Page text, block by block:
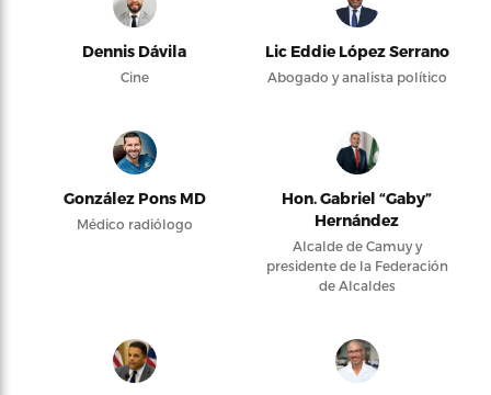
Dennis Dávila
Cine
Lic Eddie López Serrano
Abogado y analista político
González Pons MD
Médico radiólogo
Hon. Gabriel “Gaby”
Hernández
Alcalde de Camuy y
presidente de la Federación
de Alcaldes